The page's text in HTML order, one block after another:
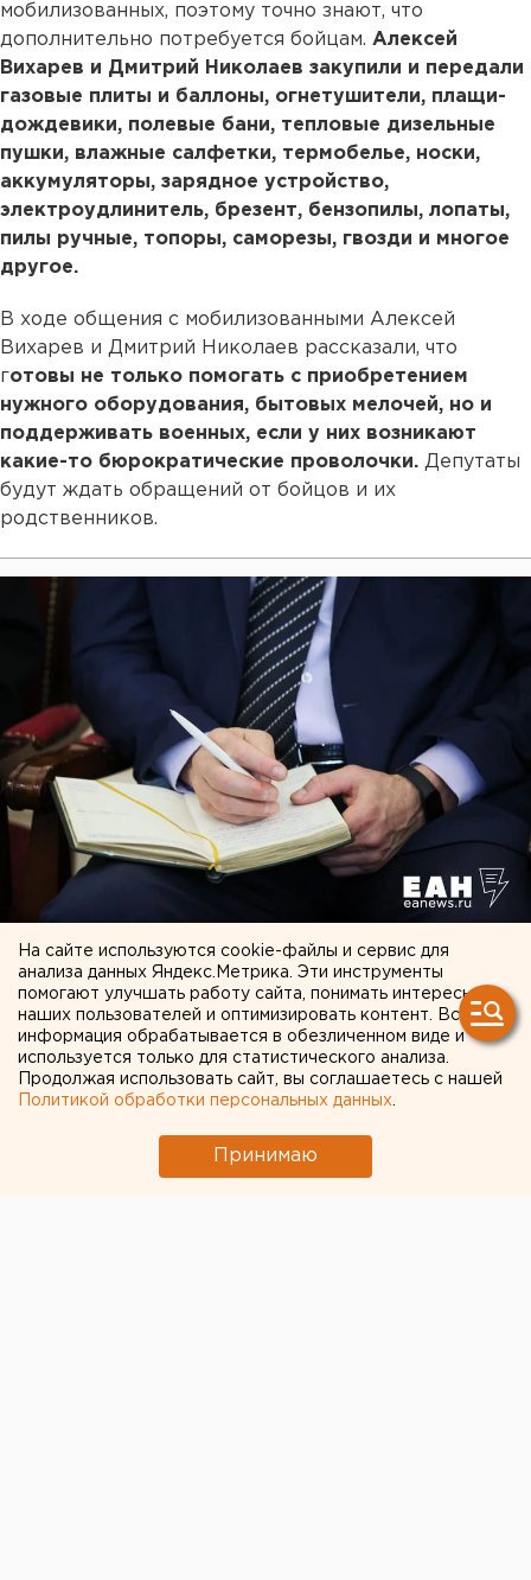
мобилизованных, поэтому точно знают, что
дополнительно потребуется бойцам. Алексей
Вихарев и Дмитрий Николаев закупили и передали
газовые плиты и баллоны, огнетушители, плащи-
дождевики, полевые бани, тепловые дизельные
пушки, влажные салфетки, термобелье, носки,
аккумуляторы, зарядное устройство,
электроудлинитель, брезент, бензопилы, лопаты,
пилы ручные, топоры, саморезы, гвозди и многое
другое.
В ходе общения с мобилизованными Алексей
Вихарев и Дмитрий Николаев рассказали, что
готовы не только помогать с приобретением
нужного оборудования, бытовых мелочей, но и
поддерживать военных, если у них возникают
какие-то бюрократические проволочки. Депутаты
будут ждать обращений от бойцов и их
родственников.
Депутат из Екатеринбурга Алексей
Вихарев отправил гуманитарную помощь в
Еланский гарнизон
23 ноября 2022 в 10:12
На сайте используются cookie-файлы и сервис для
анализа данных Яндекс.Метрика. Эти инструменты
помогают улучшать работу сайта, понимать интересы
наших пользователей и оптимизировать контент. Вся
информация обрабатывается в обезличенном виде и
используется только для статистического анализа.
Продолжая использовать сайт, вы соглашаетесь с нашей
Политикой обработки персональных данных
Принимаю